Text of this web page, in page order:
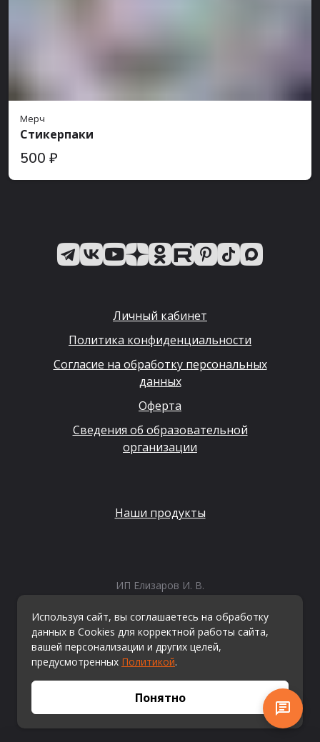
Мерч
Стикерпаки
500 ₽
Личный кабинет
Политика конфиденциальности
Согласие на обработку персональных
данных
Оферта
Сведения об образовательной
организации
Наши продукты
ИП Елизаров И. В.
ОГРНИП: 315665800057162
Эл. почта:info@kvestiks.ru
Используя сайт, вы соглашаетесь на обработку
данных в Cookies для корректной работы сайта,
вашей персонализации и других целей,
предусмотренных Политикой.
Понятно